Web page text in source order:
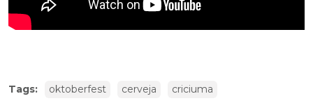
Tags: oktoberfest cerveja criciuma